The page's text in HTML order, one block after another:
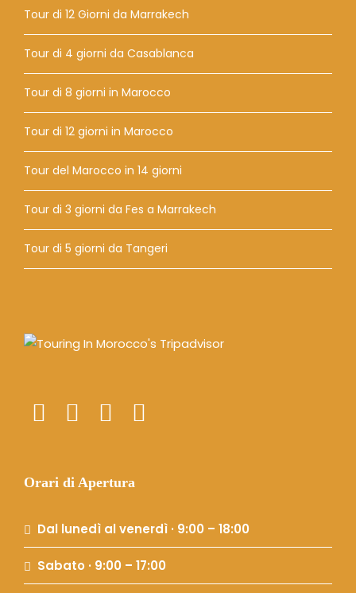
Tour di 12 Giorni da Marrakech
Tour di 4 giorni da Casablanca
Tour di 8 giorni in Marocco
Tour di 12 giorni in Marocco
Tour del Marocco in 14 giorni
Tour di 3 giorni da Fes a Marrakech
Tour di 5 giorni da Tangeri
Orari di Apertura
Dal lunedì al venerdì · 9:00 – 18:00
Sabato · 9:00 – 17:00